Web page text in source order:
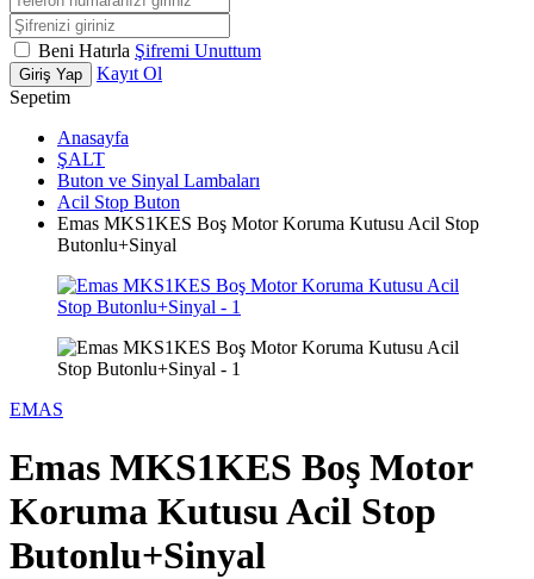
Beni Hatırla Şifremi Unuttum
Giriş Yap
Kayıt Ol
Sepetim
Anasayfa
ŞALT
Buton ve Sinyal Lambaları
Acil Stop Buton
Emas MKS1KES Boş Motor Koruma Kutusu Acil Stop
Butonlu+Sinyal
EMAS
Emas MKS1KES Boş Motor
Koruma Kutusu Acil Stop
Butonlu+Sinyal